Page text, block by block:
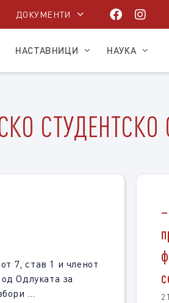
ДОКУМЕНТИ
НАСТАВНИЦИ НАУКА
СТУДЕНТСКО
7, став 1 и членот
Одлуката за
…